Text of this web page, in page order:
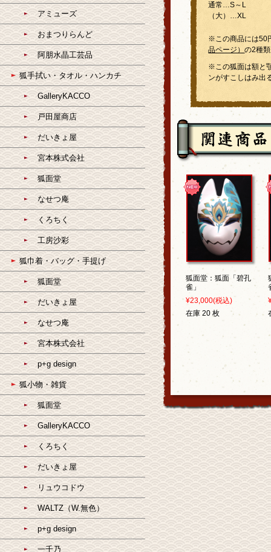
通常…S～L
（大）…XL
※この商品には50
品ページ）の2種
※この狐面は額と
ンがすこしはみ出
狐面堂：狐面「碧孔
雀」
¥23,000(税込)
在庫 20 枚
アミューズ
おまつりらんど
阿朋水晶工芸品
狐手拭い・タオル・ハンカチ
GalleryKACCO
戸田屋商店
だいきょ屋
宮本株式会社
狐面堂
なせつ庵
くろちく
工房沙彩
狐巾着・バッグ・手提げ
狐面堂
だいきょ屋
なせつ庵
宮本株式会社
p+g design
狐小物・雑貨
狐面堂
GalleryKACCO
くろちく
だいきょ屋
リュウコドウ
WALTZ（W.無色）
p+g design
一千乃